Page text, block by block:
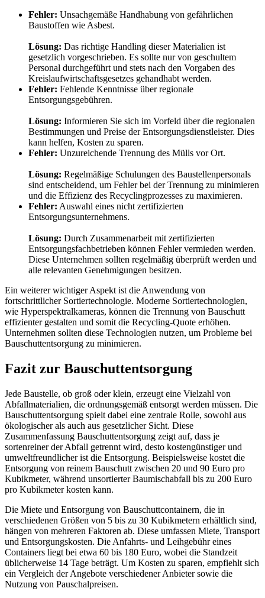
Fehler: Unsachgemäße Handhabung von gefährlichen
Baustoffen wie Asbest.
Lösung: Das richtige Handling dieser Materialien ist
gesetzlich vorgeschrieben. Es sollte nur von geschultem
Personal durchgeführt und stets nach den Vorgaben des
Kreislaufwirtschaftsgesetzes gehandhabt werden.
Fehler: Fehlende Kenntnisse über regionale
Entsorgungsgebühren.
Lösung: Informieren Sie sich im Vorfeld über die regionalen
Bestimmungen und Preise der Entsorgungsdienstleister. Dies
kann helfen, Kosten zu sparen.
Fehler: Unzureichende Trennung des Mülls vor Ort.
Lösung: Regelmäßige Schulungen des Baustellenpersonals
sind entscheidend, um Fehler bei der Trennung zu minimieren
und die Effizienz des Recyclingprozesses zu maximieren.
Fehler: Auswahl eines nicht zertifizierten
Entsorgungsunternehmens.
Lösung: Durch Zusammenarbeit mit zertifizierten
Entsorgungsfachbetrieben können Fehler vermieden werden.
Diese Unternehmen sollten regelmäßig überprüft werden und
alle relevanten Genehmigungen besitzen.
Ein weiterer wichtiger Aspekt ist die Anwendung von
fortschrittlicher Sortiertechnologie. Moderne Sortiertechnologien,
wie Hyperspektralkameras, können die Trennung von Bauschutt
effizienter gestalten und somit die Recycling-Quote erhöhen.
Unternehmen sollten diese Technologien nutzen, um Probleme bei
Bauschuttentsorgung zu minimieren.
Fazit zur Bauschuttentsorgung
Jede Baustelle, ob groß oder klein, erzeugt eine Vielzahl von
Abfallmaterialien, die ordnungsgemäß entsorgt werden müssen. Die
Bauschuttentsorgung spielt dabei eine zentrale Rolle, sowohl aus
ökologischer als auch aus gesetzlicher Sicht. Diese
Zusammenfassung Bauschuttentsorgung zeigt auf, dass je
sortenreiner der Abfall getrennt wird, desto kostengünstiger und
umweltfreundlicher ist die Entsorgung. Beispielsweise kostet die
Entsorgung von reinem Bauschutt zwischen 20 und 90 Euro pro
Kubikmeter, während unsortierter Baumischabfall bis zu 200 Euro
pro Kubikmeter kosten kann.
Die Miete und Entsorgung von Bauschuttcontainern, die in
verschiedenen Größen von 5 bis zu 30 Kubikmetern erhältlich sind,
hängen von mehreren Faktoren ab. Diese umfassen Miete, Transport
und Entsorgungskosten. Die Anfahrts- und Leihgebühr eines
Containers liegt bei etwa 60 bis 180 Euro, wobei die Standzeit
üblicherweise 14 Tage beträgt. Um Kosten zu sparen, empfiehlt sich
ein Vergleich der Angebote verschiedener Anbieter sowie die
Nutzung von Pauschalpreisen.